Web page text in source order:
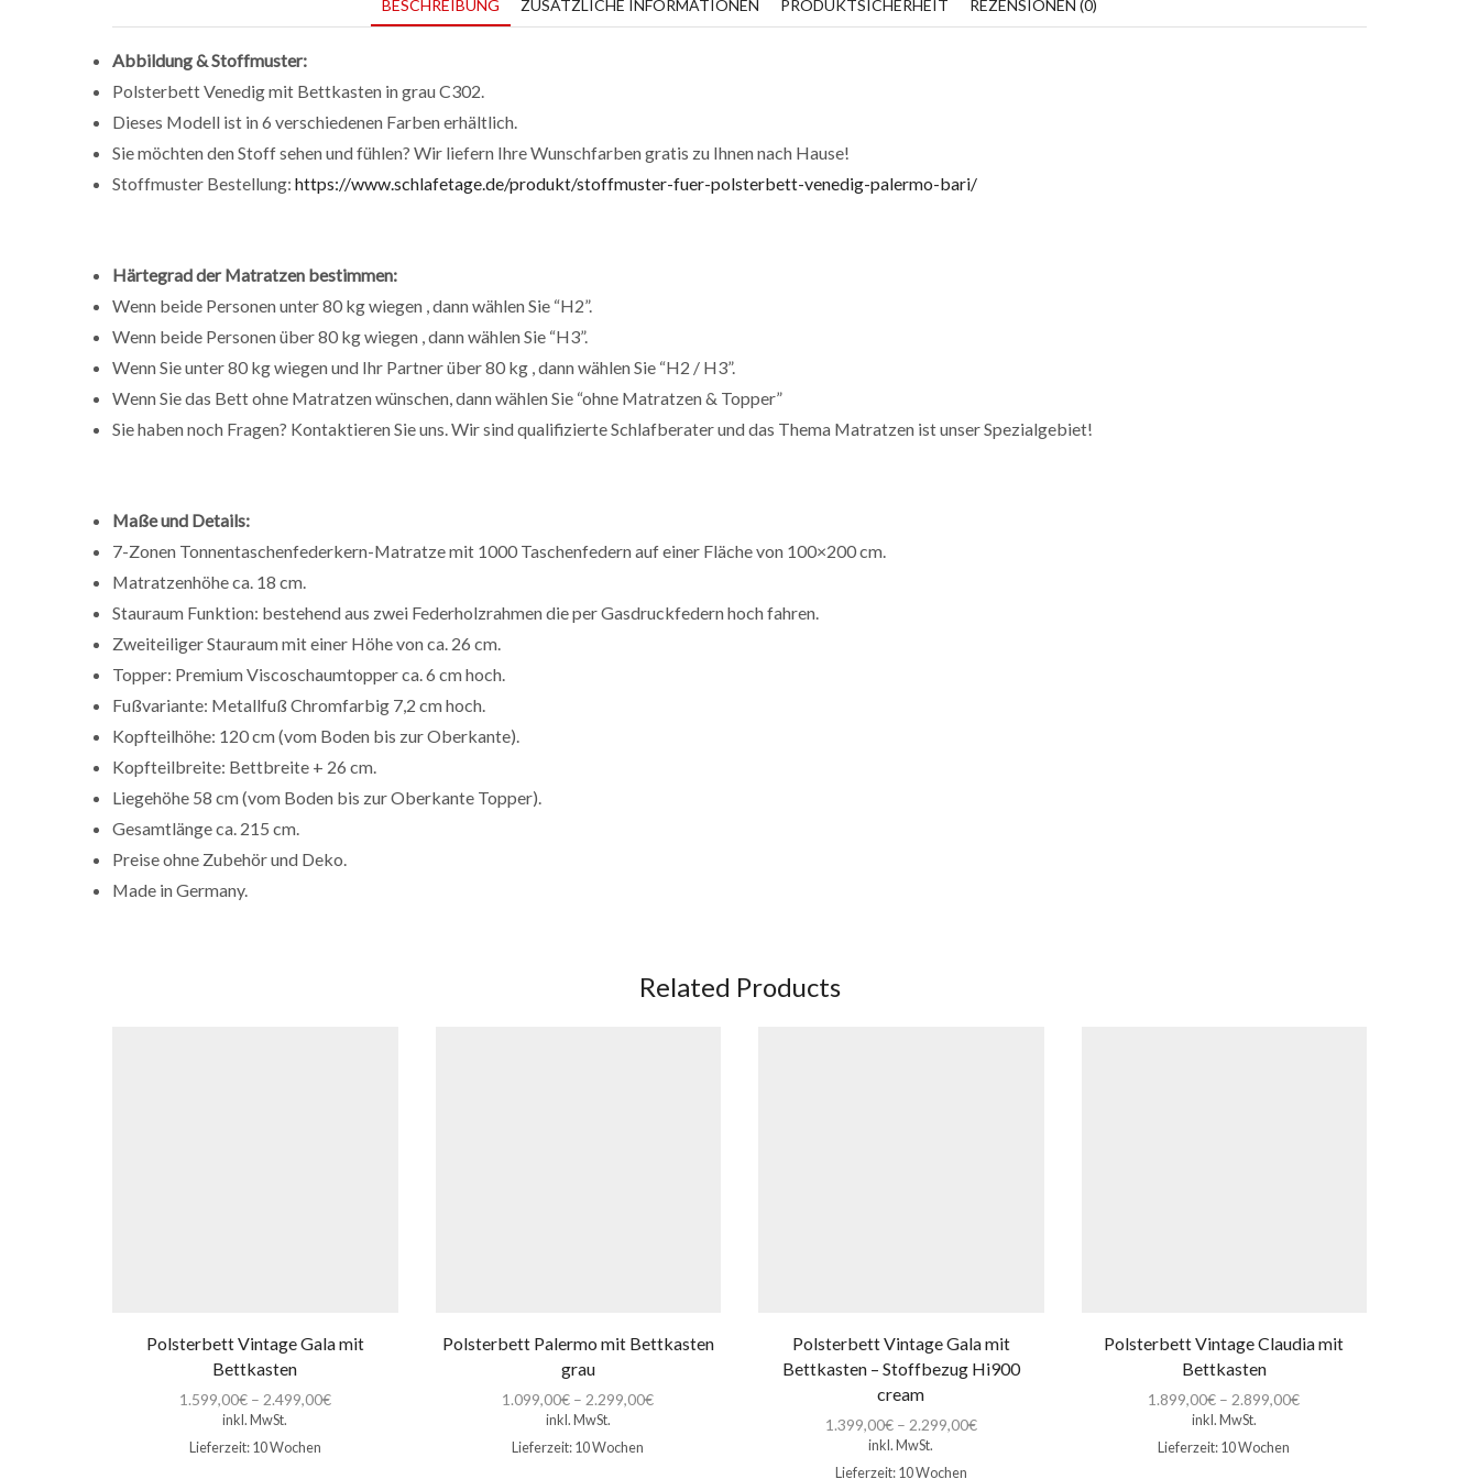
BESCHREIBUNG ZUSÄTZLICHE INFORMATIONEN PRODUKTSICHERHEIT REZENSIONEN (0)
Abbildung & Stoffmuster:
Polsterbett Venedig mit Bettkasten in grau C302.
Dieses Modell ist in 6 verschiedenen Farben erhältlich.
Sie möchten den Stoff sehen und fühlen? Wir liefern Ihre Wunschfarben gratis zu Ihnen nach Hause!
Stoffmuster Bestellung: https://www.schlafetage.de/produkt/stoffmuster-fuer-polsterbett-venedig-palermo-bari/
Härtegrad der Matratzen bestimmen:
Wenn beide Personen unter 80 kg wiegen , dann wählen Sie “H2”.
Wenn beide Personen über 80 kg wiegen , dann wählen Sie “H3”.
Wenn Sie unter 80 kg wiegen und Ihr Partner über 80 kg , dann wählen Sie “H2 / H3”.
Wenn Sie das Bett ohne Matratzen wünschen, dann wählen Sie “ohne Matratzen & Topper”
Sie haben noch Fragen? Kontaktieren Sie uns. Wir sind qualifizierte Schlafberater und das Thema Matratzen ist unser Spezialgebiet!
Maße und Details:
7-Zonen Tonnentaschenfederkern-Matratze mit 1000 Taschenfedern auf einer Fläche von 100×200 cm.
Matratzenhöhe ca. 18 cm.
Stauraum Funktion: bestehend aus zwei Federholzrahmen die per Gasdruckfedern hoch fahren.
Zweiteiliger Stauraum mit einer Höhe von ca. 26 cm.
Topper: Premium Viscoschaumtopper ca. 6 cm hoch.
Fußvariante: Metallfuß Chromfarbig 7,2 cm hoch.
Kopfteilhöhe: 120 cm (vom Boden bis zur Oberkante).
Kopfteilbreite: Bettbreite + 26 cm.
Liegehöhe 58 cm (vom Boden bis zur Oberkante Topper).
Gesamtlänge ca. 215 cm.
Preise ohne Zubehör und Deko.
Made in Germany.
Related Products
Polsterbett Vintage Gala mit
Bettkasten
1.599,00€– 2.499,00€
inkl. MwSt.
Lieferzeit: 10 Wochen
Polsterbett Palermo mit Bettkasten
grau
1.099,00€ – 2.299,00€
inkl. MwSt.
Lieferzeit: 10 Wochen
Polsterbett Vintage Gala mit
Bettkasten – Stoffbezug Hi900
cream
1.399,00€– 2.299,00€
inkl. MwSt.
Lieferzeit: 10 Wochen
Polsterbett Vintage Claudia mit
Bettkasten
1.899,00€ – 2.899,00€
inkl. MwSt.
Lieferzeit: 10 Wochen